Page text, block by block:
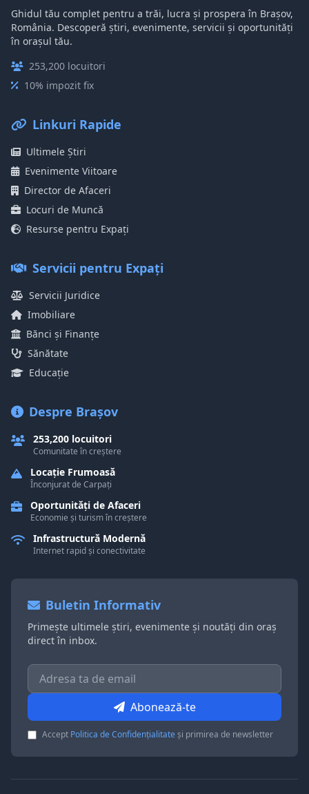
Ghidul tău complet pentru a trăi, lucra și prospera în Brașov,
România. Descoperă știri, evenimente, servicii și oportunități
în orașul tău.
253,200 locuitori
10% impozit fix
Linkuri Rapide
Ultimele Știri
Evenimente Viitoare
Director de Afaceri
Locuri de Muncă
Resurse pentru Expați
Servicii pentru Expați
Servicii Juridice
Imobiliare
Bănci și Finanțe
Sănătate
Educație
Despre Brașov
253,200 locuitori
Comunitate în creștere
Locație Frumoasă
Înconjurat de Carpați
Oportunități de Afaceri
Economie și turism în creștere
Infrastructură Modernă
Internet rapid și conectivitate
Buletin Informativ
Primește ultimele știri, evenimente și noutăți din oraș
direct în inbox.
Abonează-te
Accept Politica de Confidențialitateși primirea de newsletter